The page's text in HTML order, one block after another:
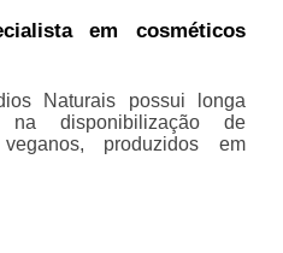
em cosméticos
Naturais possui longa
disponibilização de
produzidos em